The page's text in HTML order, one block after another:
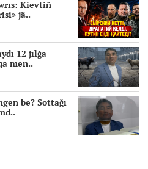
Kievtiñ
jä..
12 jılğa
men..
be? Sottağı